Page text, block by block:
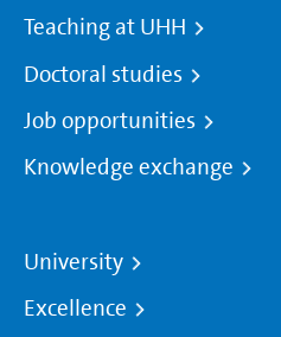
Teaching at UHH
Doctoral studies
Job opportunities
Knowledge exchange
University
Excellence